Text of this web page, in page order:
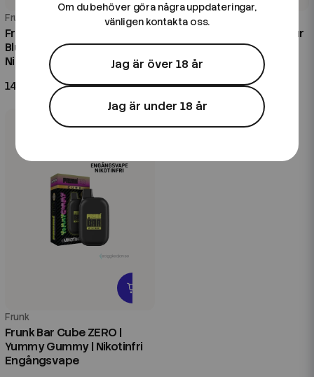
Frunk
Frunk Bar Cube ZERO |
Blueberry Bubblegum |
Nikotinfri Engångsvape
149 kr
Frunk
Frunk Bar Cube ZERO | Sour
Blueberries | Nikotinfri
Engångsvape
149 kr
Frunk
Frunk Bar Cube ZERO |
Yummy Gummy | Nikotinfri
Engångsvape
Om du behöver göra några uppdateringar,
vänligen kontakta oss.
Jag är över 18 år
Jag är under 18 år